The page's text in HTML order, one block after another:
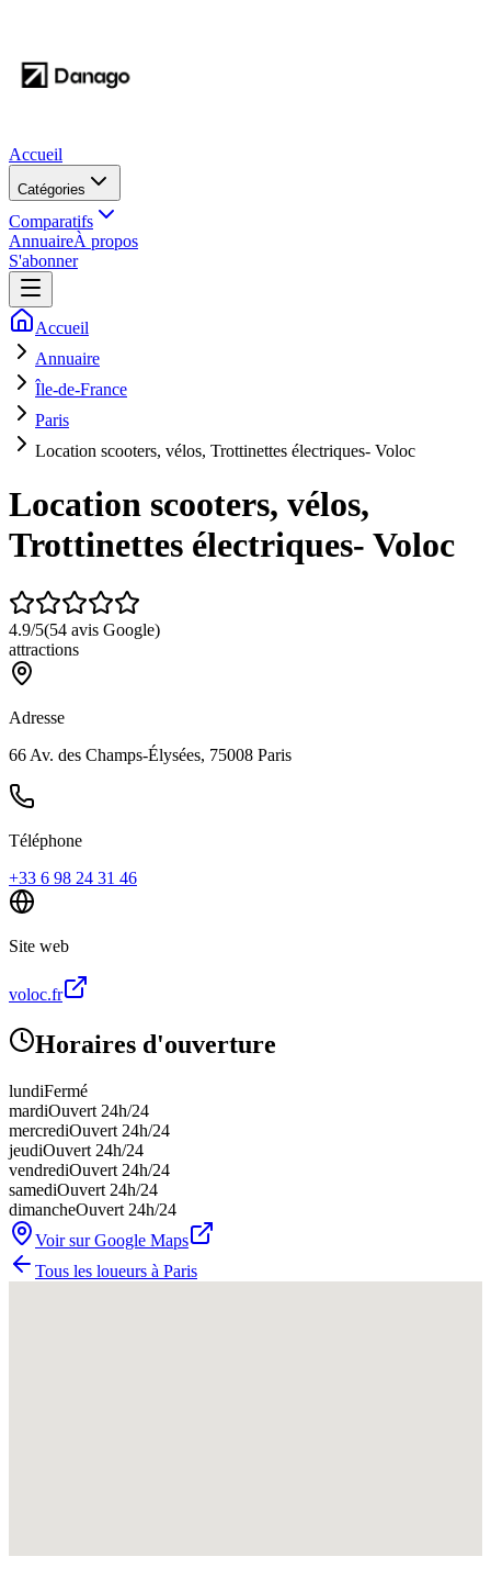
Accueil
Catégories
Comparatifs
AnnuaireÀ propos
S'abonner
Accueil
Annuaire
Île-de-France
Paris
Location scooters, vélos, Trottinettes électriques- Voloc
Location scooters, vélos,
Trottinettes électriques- Voloc
4.9/5(54 avis Google)
attractions
Adresse
66 Av. des Champs-Élysées, 75008 Paris
Téléphone
+33 6 98 24 31 46
Site web
voloc.fr
Horaires d'ouverture
lundiFermé
mardiOuvert 24h/24
mercrediOuvert 24h/24
jeudiOuvert 24h/24
vendrediOuvert 24h/24
samediOuvert 24h/24
dimancheOuvert 24h/24
Voir sur Google Maps
Tous les loueurs à Paris